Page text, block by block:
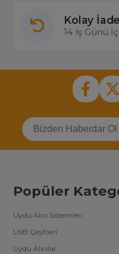
Kolay İade
14 İş Günü
Popüler
Uydu Alıcı Sistemleri
LNB Çeşitleri
Uydu Alıcılar